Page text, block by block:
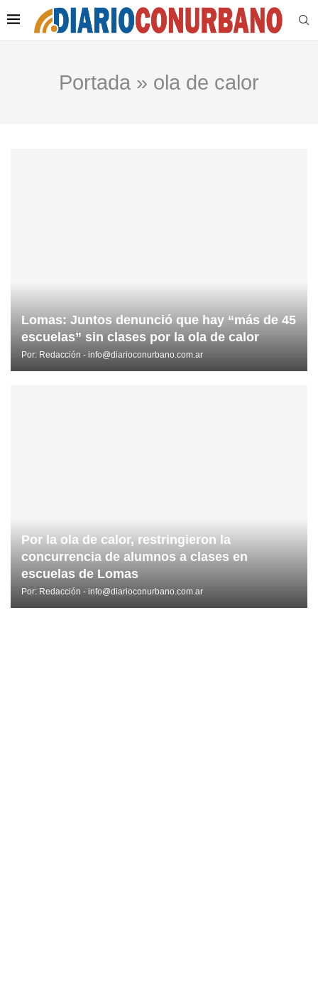
Portada » ola de calor
Lomas: Juntos denunció que hay “más de 45
escuelas” sin clases por la ola de calor
Por: Redacción - info@diarioconurbano.com.ar
Por la ola de calor, restringieron la
concurrencia de alumnos a clases en
escuelas de Lomas
Por: Redacción - info@diarioconurbano.com.ar